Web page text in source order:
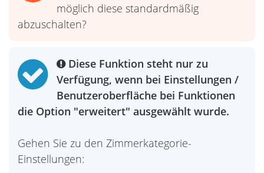
möglich diese standardmäßig
abzuschalten?
Diese Funktion steht nur zu
Verfügung, wenn bei Einstellungen /
Benutzeroberfläche bei Funktionen
die Option "erweitert" ausgewählt wurde.
Gehen Sie zu den Zimmerkategorie-
Einstellungen: